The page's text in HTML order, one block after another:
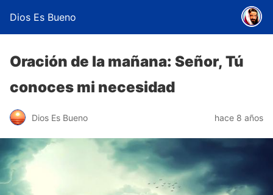
Dios Es Bueno
Oración de la mañana: Señor, Tú
conoces mi necesidad
Dios Es Bueno hace 8 años